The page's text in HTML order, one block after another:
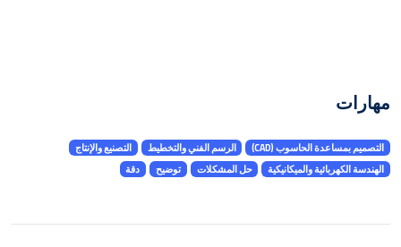
مهارات
التصميم بمساعدة الحاسوب (CAD) الرسم الفني والتخطيط
التصنيع والإنتاج
الهندسة الكهربائية والميكانيكية
حل المشكلات توضيح دقة